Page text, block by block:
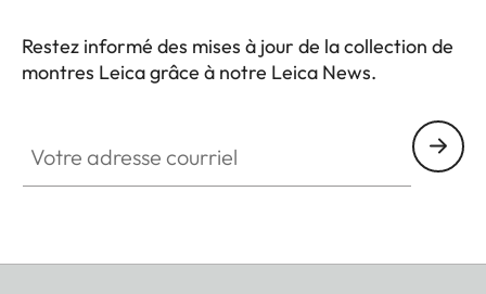
Restez informé des mises à jour de la collection de
montres Leica grâce à notre Leica News.